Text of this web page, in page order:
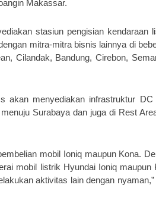
Makassar.
stasiun pengisian kendaraan
mitra-mitra bisnis lainnya di
Cilandak, Bandung, Cirebon,
akan menyediakan infrastruktur DC
Surabaya dan juga di Rest
mobil Ioniq maupun Kona.
mobil listrik Hyundai Ioniq maupun
aktivitas lain dengan nyaman,”